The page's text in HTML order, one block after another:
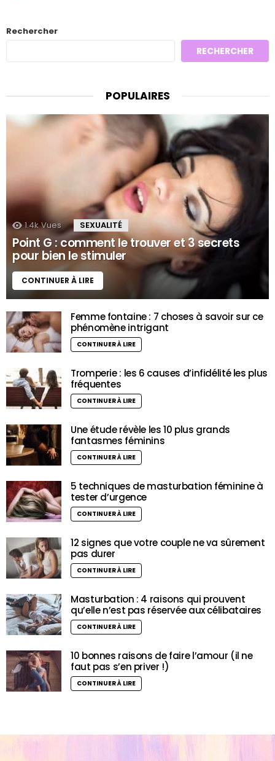
Rechercher
RECHERCHER
POPULAIRES
1.4k Vues SEXUALITÉ
Point G : comment le trouver et 3 secrets
pour bien le stimuler
CONTINUER À LIRE
Femme fontaine : 7 choses à savoir sur ce
phénomène intrigant
CONTINUER À LIRE
Tromperie : les 6 causes d’infidélité les plus
fréquentes
CONTINUER À LIRE
Une étude révèle les 10 plus grands
fantasmes féminins
CONTINUER À LIRE
5 techniques de masturbation féminine à
tester d’urgence
CONTINUER À LIRE
12 signes que votre couple ne va sûrement
pas durer
CONTINUER À LIRE
Masturbation : 4 raisons qui prouvent
qu’elle n’est pas réservée aux célibataires
CONTINUER À LIRE
10 bonnes raisons de faire l’amour (il ne
faut pas s’en priver !)
CONTINUER À LIRE